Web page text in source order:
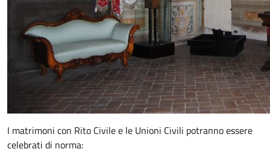
I matrimoni con Rito Civile e le Unioni Civili potranno essere
celebrati di norma: